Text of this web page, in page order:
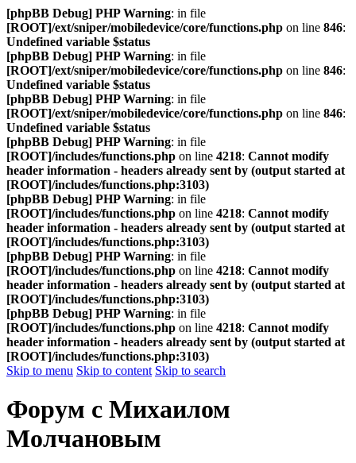
[phpBB Debug] PHP Warning: in file
[ROOT]/ext/sniper/mobiledevice/core/functions.php on line 846:
Undefined variable $status
[phpBB Debug] PHP Warning: in file
[ROOT]/ext/sniper/mobiledevice/core/functions.php on line 846:
Undefined variable $status
[phpBB Debug] PHP Warning: in file
[ROOT]/ext/sniper/mobiledevice/core/functions.php on line 846:
Undefined variable $status
[phpBB Debug] PHP Warning: in file
[ROOT]/includes/functions.php on line 4218: Cannot modify
header information - headers already sent by (output started at
[ROOT]/includes/functions.php:3103)
[phpBB Debug] PHP Warning: in file
[ROOT]/includes/functions.php on line 4218: Cannot modify
header information - headers already sent by (output started at
[ROOT]/includes/functions.php:3103)
[phpBB Debug] PHP Warning: in file
[ROOT]/includes/functions.php on line 4218: Cannot modify
header information - headers already sent by (output started at
[ROOT]/includes/functions.php:3103)
[phpBB Debug] PHP Warning: in file
[ROOT]/includes/functions.php on line 4218: Cannot modify
header information - headers already sent by (output started at
[ROOT]/includes/functions.php:3103)
Skip to menu Skip to content Skip to search
Форум с Михаилом
Молчановым